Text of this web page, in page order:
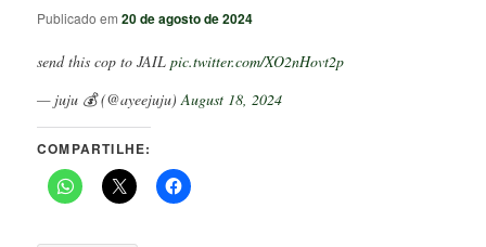
Publicado em20 de agosto de 2024
send this cop to JAILpic.twitter.com/XO2nHovt2p
— juju 💰 (@ayeejuju)August 18, 2024
COMPARTILHE: